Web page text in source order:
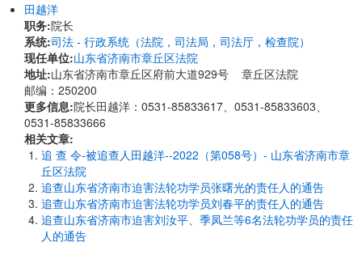
田越洋
职务:院长
系统:司法 - 行政系统（法院，司法局，司法厅，检查院）
现任单位:山东省济南市章丘区法院
地址:山东省济南市章丘区府前大道929号 章丘区法院
邮编：250200
更多信息:院长田越洋：0531-85833617、0531-85833603、
0531-85833666
相关文章:
追 查 令-被追查人田越洋--2022（第058号）- 山东省济南市章
丘区法院
追查山东省济南市迫害法轮功学员张曙光的责任人的通告
追查山东省济南市迫害法轮功学员刘春平的责任人的通告
追查山东省济南市迫害刘汝平、季凤兰等6名法轮功学员的责任
人的通告